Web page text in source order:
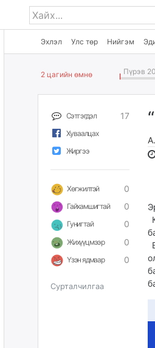
Эхлэл Улс төр Нийгэм
2 цагийн өмнө Пүрэв
Сэтгэгдэл 17
Хуваалцах
Жиргээ
Хөгжилтэй 0
Гайхамшигтай 0
Гунигтай 0
Жихүүцмээр 0
Үзэн ядмаар 0
Сурталчилгаа